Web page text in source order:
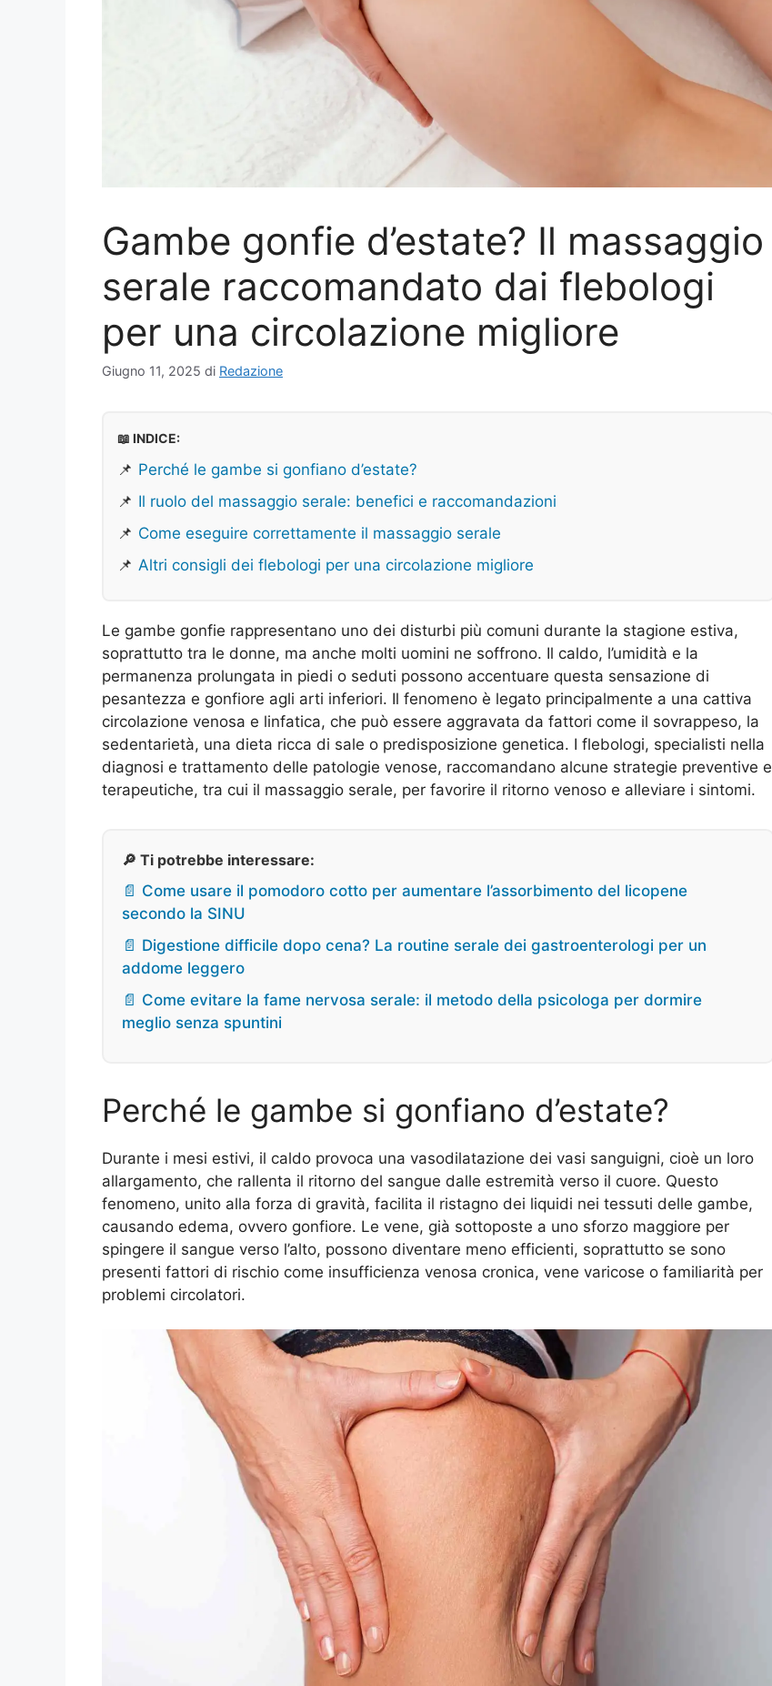
Gambe gonfie d’estate? Il massaggio
serale raccomandato dai flebologi
per una circolazione migliore
Giugno 11, 2025 di Redazione
📖 INDICE:
📌 Perché le gambe si gonfiano d’estate?
📌 Il ruolo del massaggio serale: benefici e raccomandazioni
📌 Come eseguire correttamente il massaggio serale
📌 Altri consigli dei flebologi per una circolazione migliore
Le gambe gonfie rappresentano uno dei disturbi più comuni durante la stagione estiva,
soprattutto tra le donne, ma anche molti uomini ne soffrono. Il caldo, l’umidità e la
permanenza prolungata in piedi o seduti possono accentuare questa sensazione di
pesantezza e gonfiore agli arti inferiori. Il fenomeno è legato principalmente a una cattiva
circolazione venosa e linfatica, che può essere aggravata da fattori come il sovrappeso, la
sedentarietà, una dieta ricca di sale o predisposizione genetica. I flebologi, specialisti nella
diagnosi e trattamento delle patologie venose, raccomandano alcune strategie preventive e
terapeutiche, tra cui il massaggio serale, per favorire il ritorno venoso e alleviare i sintomi.
🔎 Ti potrebbe interessare:
📄 Come usare il pomodoro cotto per aumentare l’assorbimento del licopene
secondo la SINU
📄 Digestione difficile dopo cena? La routine serale dei gastroenterologi per un
addome leggero
📄 Come evitare la fame nervosa serale: il metodo della psicologa per dormire
meglio senza spuntini
Perché le gambe si gonfiano d’estate?
Durante i mesi estivi, il caldo provoca una vasodilatazione dei vasi sanguigni, cioè un loro
allargamento, che rallenta il ritorno del sangue dalle estremità verso il cuore. Questo
fenomeno, unito alla forza di gravità, facilita il ristagno dei liquidi nei tessuti delle gambe,
causando edema, ovvero gonfiore. Le vene, già sottoposte a uno sforzo maggiore per
spingere il sangue verso l’alto, possono diventare meno efficienti, soprattutto se sono
presenti fattori di rischio come insufficienza venosa cronica, vene varicose o familiarità per
problemi circolatori.